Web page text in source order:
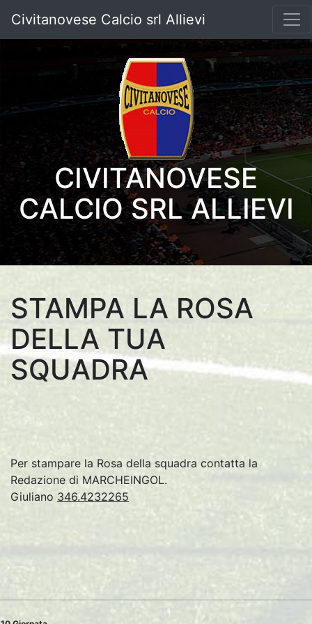
Civitanovese Calcio srl Allievi
CIVITANOVESE
CALCIO SRL ALLIEVI
STAMPA LA ROSA
DELLA TUA
SQUADRA
Per stampare la Rosa della squadra contatta la
Redazione di MARCHEINGOL.
Giuliano 346.4232265